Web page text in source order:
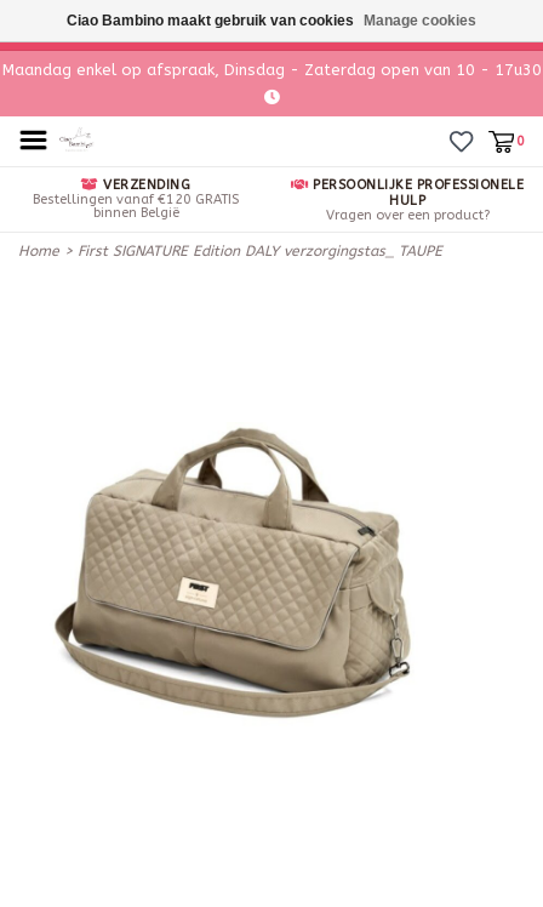
Maandag enkel op afspraak, Dinsdag - Zaterdag open van 10 - 17u30
0
VERZENDING
Bestellingen vanaf €120 GRATIS
binnen België
PERSOONLIJKE PROFESSIONELE
HULP
Vragen over een product?
Home > First SIGNATURE Edition DALY verzorgingstas_ TAUPE
Ciao Bambino maakt gebruik van cookies Manage cookies